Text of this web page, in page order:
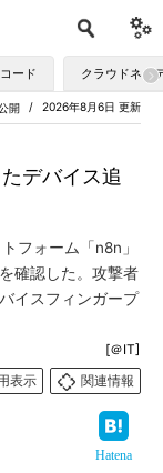
ード クラウドネイ
2026年8月6日 更新
開
デバイス追
フォーム「n8n」
確認した。攻撃者
イスフィンガープ
[＠IT]
表示
関連情報
Hatena